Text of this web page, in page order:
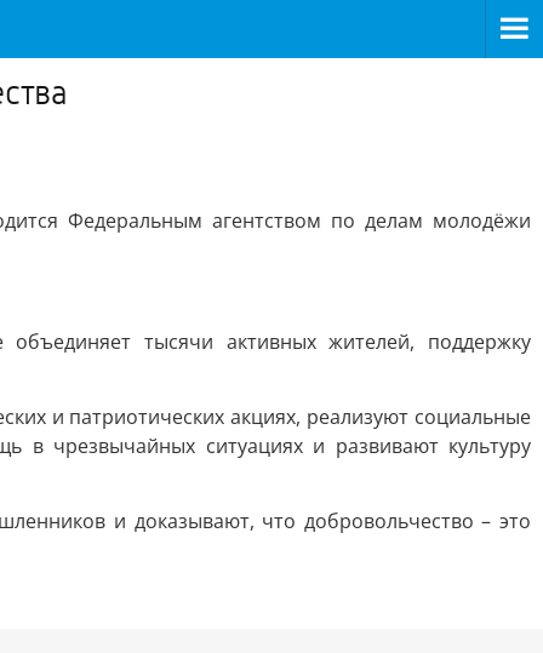
Федеральным агентством по делам молодёжи
тысячи активных жителей, поддержку
и патриотических акциях, реализуют социальные
в чрезвычайных ситуациях и развивают культуру
и доказывают, что добровольчество – это